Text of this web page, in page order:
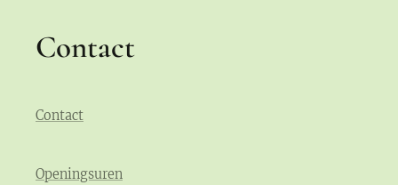
Contact
Contact
Openingsuren